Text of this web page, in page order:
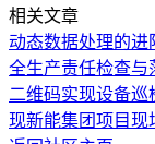
相关文章
动态数据处理的进
全生产责任检查与
二维码实现设备巡
现新能集团项目现